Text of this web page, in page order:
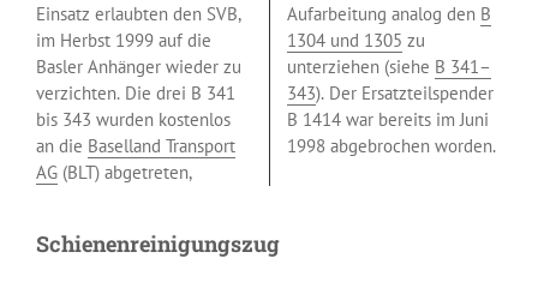
Einsatz erlaubten den SVB,
im Herbst 1999 auf die
Basler Anhänger wieder zu
verzichten. Die drei B 341
bis 343 wurden kostenlos
an die Baselland Transport
AG (BLT) abgetreten,
Aufarbeitung analog den B
1304 und 1305 zu
unterziehen (siehe B 341–
343). Der Ersatzteilspender
B 1414 war bereits im Juni
1998 abgebrochen worden.
Schienenreinigungszug